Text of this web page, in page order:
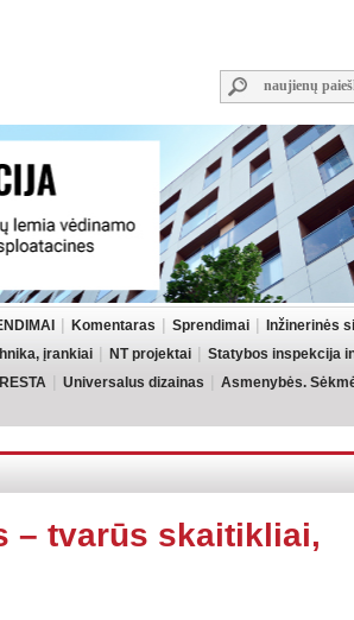
Komentaras Sprendimai
Inžinerinės
įrankiai NT projektai
Statybos inspekcija
RESTA Universalus dizainas
Asmenybės.
– tvarūs skaitikliai,